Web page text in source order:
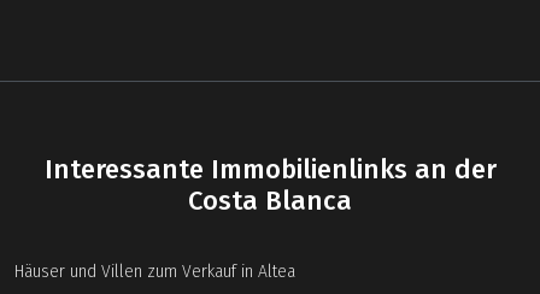
Interessante Immobilienlinks an der
Costa Blanca
Häuser und Villen zum Verkauf in Altea